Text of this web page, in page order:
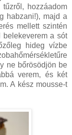
hozzáadom
habzani!), majd a
mellett szintén
belekeverem a sót
hideg vízbe
ne bőrösödjön be
verem, és két
A kész mousse-t